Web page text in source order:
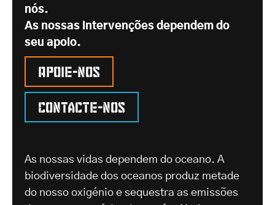
nós.
As nossas intervenções dependem do
seu apoio.
Apoie-nos
Contacte-nos
As nossas vidas dependem do oceano. A
biodiversidade dos oceanos produz metade
do nosso oxigénio e sequestra as emissões